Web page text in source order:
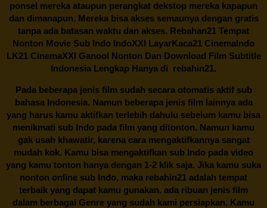
ponsel mereka ataupun perangkat dekstop mereka kapapun
dan dimanapun. Mereka bisa akses semaunya dengan gratis
tanpa ada batasan waktu dan akses. Rebahan21 Tempat
Nonton Movie Sub Indo IndoXXI LayarKaca21 CinemaIndo
LK21 CinemaXXI Ganool Nonton Dan Download Film Subtitle
Indonesia Lengkap Hanya di rebahin21.
Pada beberapa jenis film sudah secara otomatis aktif sub
bahasa Indonesia. Namun beberapa jenis film lainnya ada
yang harus kamu aktifkan terlebih dahulu sebelum kamu bisa
menikmati sub Indo pada film yang ditonton. Namun kamu
gak usah khawatir, karena cara mengaktifkannya sangat
mudah kok. Kamu bisa mengaktifkan sub Indo pada video
yang kamu tonton hanya dengan 1-2 klik saja. Jika kamu suka
nonton online sub Indo, maka rebahin21 adalah tempat
terbaik yang dapat kamu gunakan. ada ribuan jenis film
dalam berbagai Genre yang sudah kami persiapkan. Kamu